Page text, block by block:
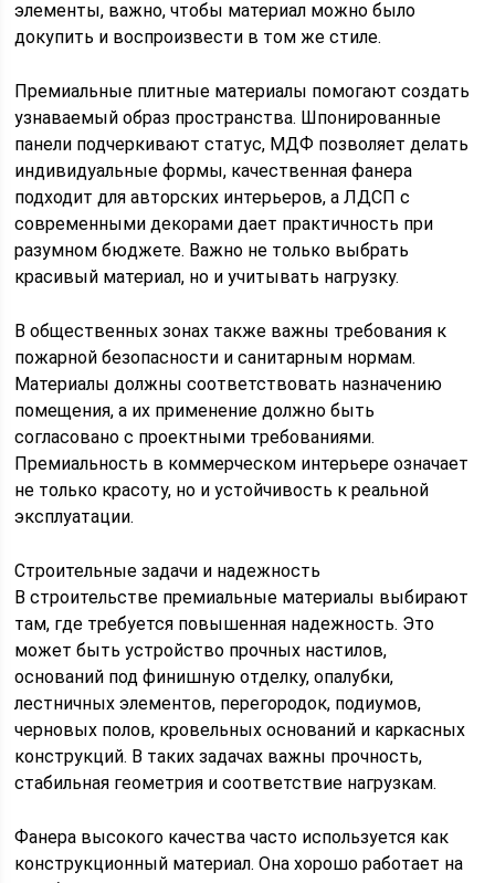
элементы, важно, чтобы материал можно было
докупить и воспроизвести в том же стиле.
Премиальные плитные материалы помогают создать
узнаваемый образ пространства. Шпонированные
панели подчеркивают статус, МДФ позволяет делать
индивидуальные формы, качественная фанера
подходит для авторских интерьеров, а ЛДСП с
современными декорами дает практичность при
разумном бюджете. Важно не только выбрать
красивый материал, но и учитывать нагрузку.
В общественных зонах также важны требования к
пожарной безопасности и санитарным нормам.
Материалы должны соответствовать назначению
помещения, а их применение должно быть
согласовано с проектными требованиями.
Премиальность в коммерческом интерьере означает
не только красоту, но и устойчивость к реальной
эксплуатации.
Строительные задачи и надежность
В строительстве премиальные материалы выбирают
там, где требуется повышенная надежность. Это
может быть устройство прочных настилов,
оснований под финишную отделку, опалубки,
лестничных элементов, перегородок, подиумов,
черновых полов, кровельных оснований и каркасных
конструкций. В таких задачах важны прочность,
стабильная геометрия и соответствие нагрузкам.
Фанера высокого качества часто используется как
конструкционный материал. Она хорошо работает на